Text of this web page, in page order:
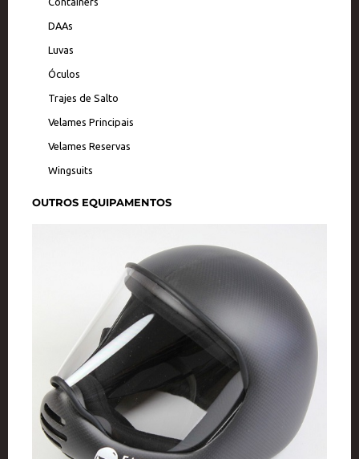
DAAs
Luvas
Óculos
Trajes de Salto
Velames Principais
Velames Reservas
Wingsuits
OUTROS EQUIPAMENTOS